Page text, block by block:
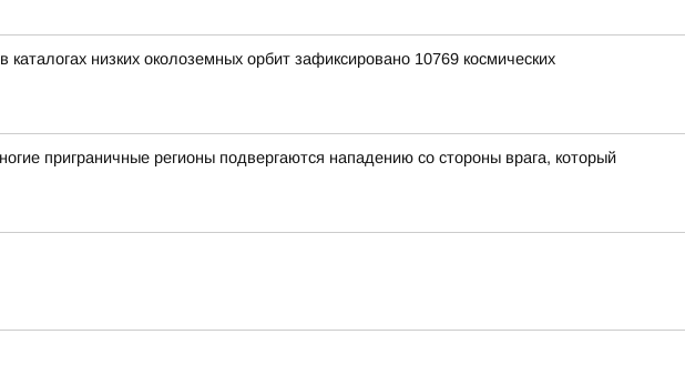
низких околоземных орбит зафиксировано 10769 космических
приграничные регионы подвергаются нападению со стороны врага, который